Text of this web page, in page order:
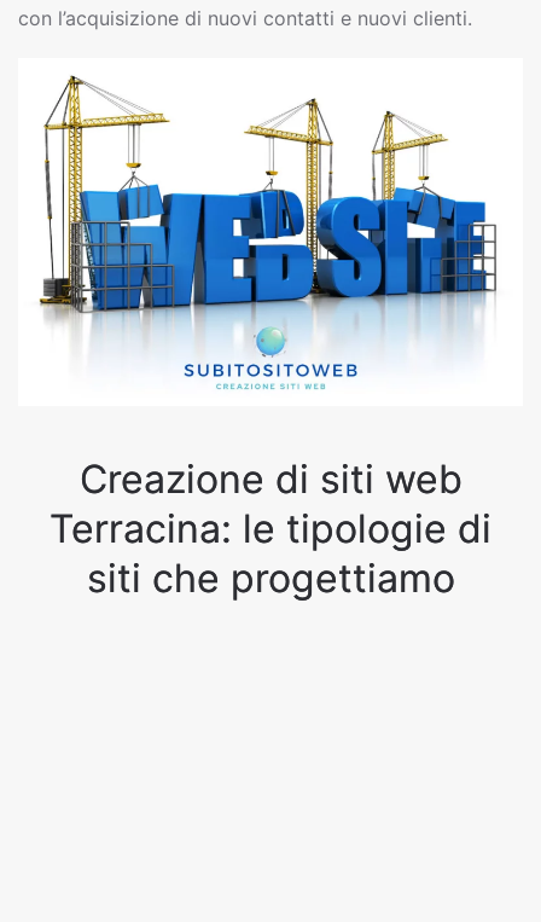
con l’acquisizione di nuovi contatti e nuovi clienti.
Creazione di siti web
Terracina: le tipologie di
siti che progettiamo